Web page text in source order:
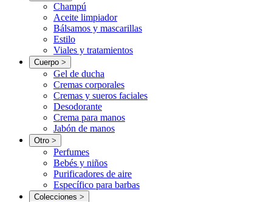
Champú
Aceite limpiador
Bálsamos y mascarillas
Estilo
Viales y tratamientos
Cuerpo >
Gel de ducha
Cremas corporales
Cremas y sueros faciales
Desodorante
Crema para manos
Jabón de manos
Otro >
Perfumes
Bebés y niños
Purificadores de aire
Específico para barbas
Colecciones >